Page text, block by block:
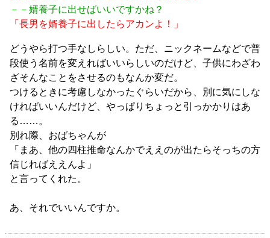
－－婿養子に出せばいいですかね？
「長男を婿養子に出したらアカンよ！」
どうやら打つ手なしらしい。ただ、ニックネームなどで普
段使う名前を変えればいいらしいのだけど、子供にわざわ
ざそんなことをさせるのもなんか変だ。
つけるときに考慮しなかったぐらいだから、別に気にしな
ければいいんだけど、やっぱりちょっと引っかかりはあ
る……。
別れ際、おばちゃんが
「まあ、他の四柱推命なんかでええのが出たらそっちの方
信じればええんよ」
と言ってくれた。
あ、それでいいんですか。